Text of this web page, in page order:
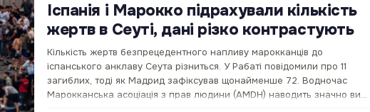
Іспанія і Марокко підрахували кількість
жертв в Сеуті, дані різко контрастують
Кількість жертв безпрецедентного напливу марокканців до
іспанського анклаву Сеута різниться. У Рабаті повідомили про 11
загиблих, тоді як Мадрид зафіксував щонайменше 72. Водночас
Марокканська асоціація з прав людини (AMDH) наводить значно вищі